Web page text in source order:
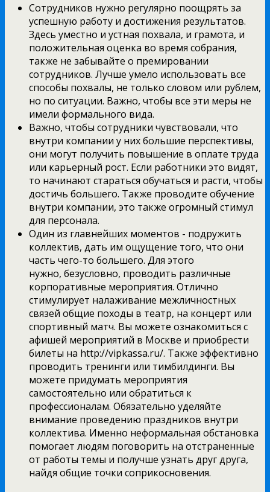
Сотрудников нужно регулярно поощрять за
успешную работу и достижения результатов.
Здесь уместно и устная похвала, и грамота, и
положительная оценка во время собрания,
также не забывайте о премировании
сотрудников. Лучше умело использовать все
способы похвалы, не только словом или рублем,
но по ситуации. Важно, чтобы все эти меры не
имели формального вида.
Важно, чтобы сотрудники чувствовали, что
внутри компании у них большие перспективы,
они могут получить повышение в оплате труда
или карьерный рост. Если работники это видят,
то начинают стараться обучаться и расти, чтобы
достичь большего. Также проводите обучение
внутри компании, это также огромный стимул
для персонала.
Один из главнейших моментов - подружить
коллектив, дать им ощущение того, что они
часть чего-то большего. Для этого
нужно, безусловно, проводить различные
корпоративные мероприятия. Отлично
стимулирует налаживание межличностных
связей общие походы в театр, на концерт или
спортивный матч. Вы можете ознакомиться с
афишей мероприятий в Москве и приобрести
билеты на http://vipkassa.ru/. Также эффективно
проводить тренинги или тимбилдинги. Вы
можете придумать мероприятия
самостоятельно или обратиться к
профессионалам. Обязательно уделяйте
внимание проведению праздников внутри
коллектива. Именно неформальная обстановка
помогает людям поговорить на отстраненные
от работы темы и получше узнать друг друга,
найдя общие точки соприкосновения.